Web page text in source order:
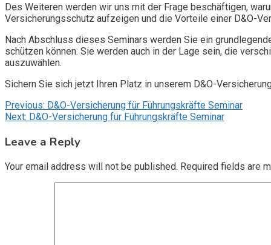
Des Weiteren werden wir uns mit der Frage beschäftigen,
Versicherungsschutz aufzeigen und die Vorteile einer D&O-
Nach Abschluss dieses Seminars werden Sie ein
schützen können. Sie werden auch in der Lage sein, die
auszuwählen.
Sichern Sie sich jetzt Ihren Platz in unserem D&O-
Post
navigation
Previous: D&O-Versicherung für Führungskräfte Seminar
Next: D&O-Versicherung für Führungskräfte Seminar
Leave a Reply
Your email address will not be published. Required fields are